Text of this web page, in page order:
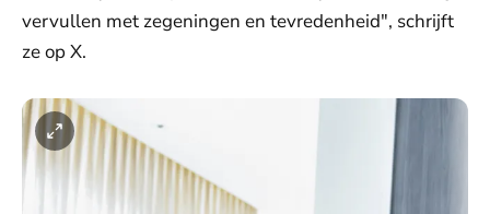
vervullen met zegeningen en tevredenheid", schrijft
ze op X.